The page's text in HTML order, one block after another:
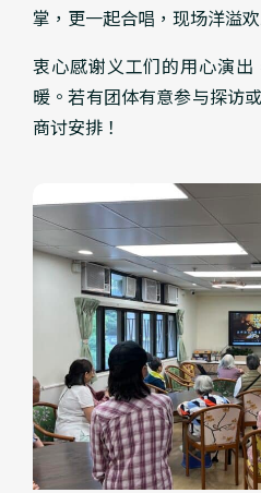
掌，更一起合唱，现场洋溢欢
衷心感谢义工们的用心演
暖。若有团体有意参与探访
商讨安排！